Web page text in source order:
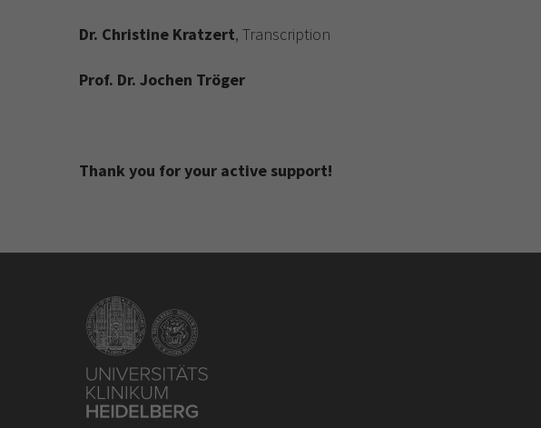
Dr. Christine Kratzert, Transcription
Prof. Dr. Jochen Tröger
Thank you for your active support!